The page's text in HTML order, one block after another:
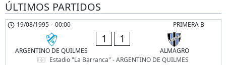
ÚLTIMOS PARTIDOS
PRIMERA B
19/08/1995 - 00:00
ARGENTINO DE QUILMES
1 1
ALMAGRO
Estadio "La Barranca" - ARGENTINO DE QUILMES